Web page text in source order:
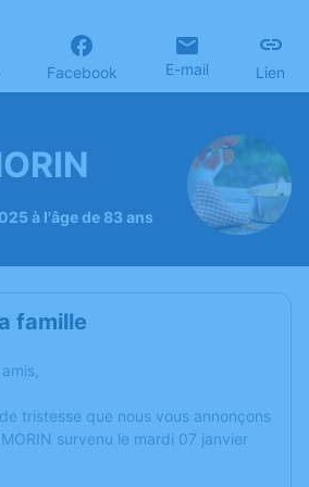
Facebook E-mail Lien
à l'âge de 83 ans
famille
tristesse que nous vous annonçons
survenu le mardi 07 janvier